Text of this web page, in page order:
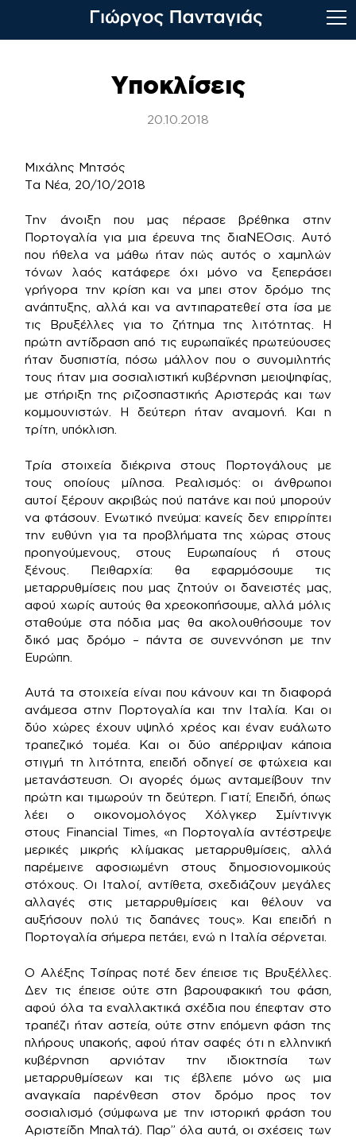
Υποκλίσεις
20.10.2018
Μιχάλης Μητσός
Τα Νέα, 20/10/2018
Την άνοιξη που μας πέρασε βρέθηκα στην
Πορτογαλία για μια έρευνα της διαΝΕΟσις. Αυτό
που ήθελα να μάθω ήταν πώς αυτός ο χαμηλών
τόνων λαός κατάφερε όχι μόνο να ξεπεράσει
γρήγορα την κρίση και να μπει στον δρόμο της
ανάπτυξης, αλλά και να αντιπαρατεθεί στα ίσα με
τις Βρυξέλλες για το ζήτημα της λιτότητας. Η
πρώτη αντίδραση από τις ευρωπαϊκές πρωτεύουσες
ήταν δυσπιστία, πόσω μάλλον που ο συνομιλητής
τους ήταν μια σοσιαλιστική κυβέρνηση μειοψηφίας,
με στήριξη της ριζοσπαστικής Αριστεράς και των
κομμουνιστών. Η δεύτερη ήταν αναμονή. Και η
τρίτη, υπόκλιση.
Τρία στοιχεία διέκρινα στους Πορτογάλους με
τους οποίους μίλησα. Ρεαλισμός: οι άνθρωποι
αυτοί ξέρουν ακριβώς πού πατάνε και πού μπορούν
να φτάσουν. Ενωτικό πνεύμα: κανείς δεν επιρρίπτει
την ευθύνη για τα προβλήματα της χώρας στους
προηγούμενους, στους Ευρωπαίους ή στους
ξένους. Πειθαρχία: θα εφαρμόσουμε τις
μεταρρυθμίσεις που μας ζητούν οι δανειστές μας,
αφού χωρίς αυτούς θα χρεοκοπήσουμε, αλλά μόλις
σταθούμε στα πόδια μας θα ακολουθήσουμε τον
δικό μας δρόμο – πάντα σε συνεννόηση με την
Ευρώπη.
Αυτά τα στοιχεία είναι που κάνουν και τη διαφορά
ανάμεσα στην Πορτογαλία και την Ιταλία. Και οι
δύο χώρες έχουν υψηλό χρέος και έναν ευάλωτο
τραπεζικό τομέα. Και οι δύο απέρριψαν κάποια
στιγμή τη λιτότητα, επειδή οδηγεί σε φτώχεια και
μετανάστευση. Οι αγορές όμως ανταμείβουν την
πρώτη και τιμωρούν τη δεύτερη. Γιατί; Επειδή, όπως
λέει ο οικονομολόγος Χόλγκερ Σμίντινγκ
στους Financial Times, «η Πορτογαλία αντέστρεψε
μερικές μικρής κλίμακας μεταρρυθμίσεις, αλλά
παρέμεινε αφοσιωμένη στους δημοσιονομικούς
στόχους. Οι Ιταλοί, αντίθετα, σχεδιάζουν μεγάλες
αλλαγές στις μεταρρυθμίσεις και θέλουν να
αυξήσουν πολύ τις δαπάνες τους». Και επειδή η
Πορτογαλία σήμερα πετάει, ενώ η Ιταλία σέρνεται.
Ο Αλέξης Τσίπρας ποτέ δεν έπεισε τις Βρυξέλλες.
Δεν τις έπεισε ούτε στη βαρουφακική του φάση,
αφού όλα τα εναλλακτικά σχέδια που έπεφταν στο
τραπέζι ήταν αστεία, ούτε στην επόμενη φάση της
πλήρους υπακοής, αφού ήταν σαφές ότι η ελληνική
κυβέρνηση αρνιόταν την ιδιοκτησία των
μεταρρυθμίσεων και τις έβλεπε μόνο ως μια
αναγκαία παρένθεση στον δρόμο προς τον
σοσιαλισμό (σύμφωνα με την ιστορική φράση του
Αριστείδη Μπαλτά). Παρ” όλα αυτά, οι σχέσεις των